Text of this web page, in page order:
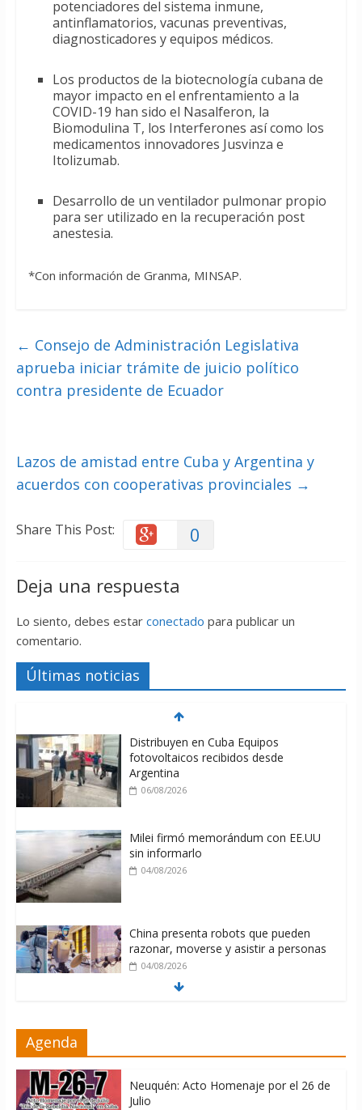
potenciadores del sistema inmune,
antinflamatorios, vacunas preventivas,
diagnosticadores y equipos médicos.
Los productos de la biotecnología cubana de
mayor impacto en el enfrentamiento a la
COVID-19 han sido el Nasalferon, la
Biomodulina T, los Interferones así como los
medicamentos innovadores Jusvinza e
Itolizumab.
Desarrollo de un ventilador pulmonar propio
para ser utilizado en la recuperación post
anestesia.
*Con información de Granma, MINSAP.
← Consejo de Administración Legislativa
aprueba iniciar trámite de juicio político
contra presidente de Ecuador
Lazos de amistad entre Cuba y Argentina y
acuerdos con cooperativas provinciales →
Share This Post: 0
Deja una respuesta
Lo siento, debes estar conectado para publicar un
comentario.
Últimas noticias
Distribuyen en Cuba Equipos
fotovoltaicos recibidos desde
Argentina
06/08/2026
Milei firmó memorándum con EE.UU
sin informarlo
04/08/2026
China presenta robots que pueden
razonar, moverse y asistir a personas
04/08/2026
patria
Agenda
Neuquén: Acto Homenaje por el 26 de
Julio